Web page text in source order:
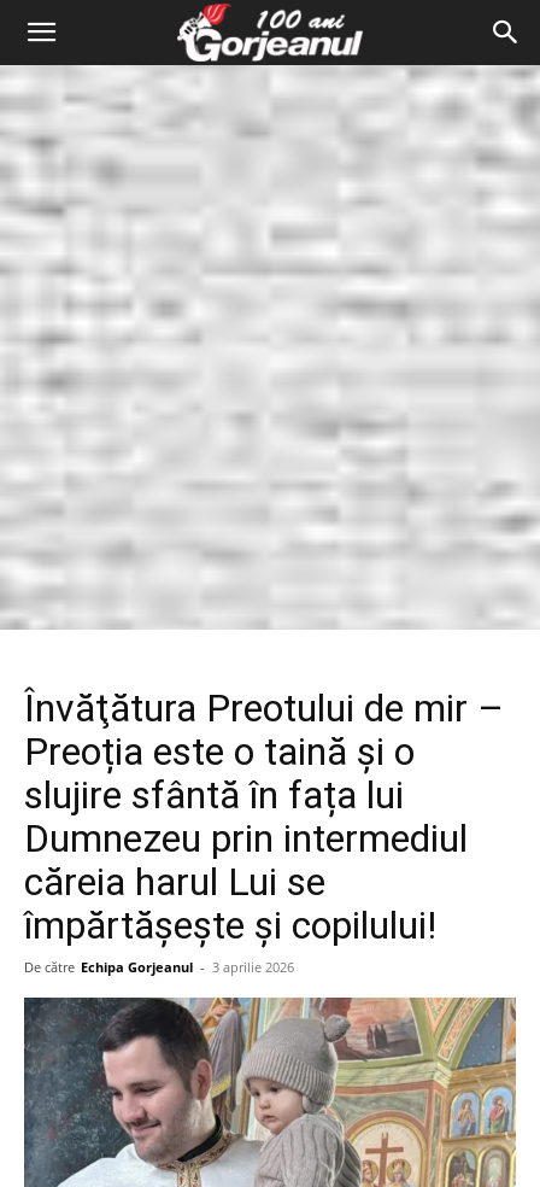
Învăţătura Preotului de mir –
Preoția este o taină și o
slujire sfântă în fața lui
Dumnezeu prin intermediul
căreia harul Lui se
împărtășește şi copilului!
De către Echipa Gorjeanul - 3 aprilie 2026